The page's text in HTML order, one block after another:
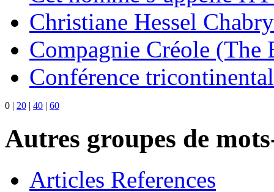
Christiane Hessel Chabry
Compagnie Créole (The
Conférence
0 | 20 | 40 | 60
Autres groupes de
Articles References